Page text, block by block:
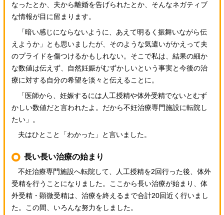
なったとか、夫から離婚を告げられたとか、そんなネガティブ
な情報が目に留まります。
「暗い感じにならないように、あえて明るく振舞いながら伝
えようか」とも思いましたが、そのような気遣いがかえって夫
のプライドを傷つけるかもしれない。そこで私は、結果の細か
な数値は伝えず、自然妊娠がむずかしいという事実と今後の治
療に対する自分の希望を淡々と伝えることに。
「医師から、妊娠するには人工授精や体外受精でないとむず
かしい数値だと言われたよ。だから不妊治療専門施設に転院し
たい」。
夫はひとこと「わかった」と言いました。
長い長い治療の始まり
不妊治療専門施設へ転院して、人工授精を2回行った後、体外
受精を行うことになりました。ここから長い治療が始まり、体
外受精・顕微受精は、治療を終えるまで合計20回近く行いまし
た。この間、いろんな努力をしました。